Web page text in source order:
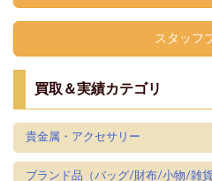
スタッフ
買取＆実績カテゴリ
貴金属・アクセサリー
ブランド品（バッグ/財布/小物/雑貨